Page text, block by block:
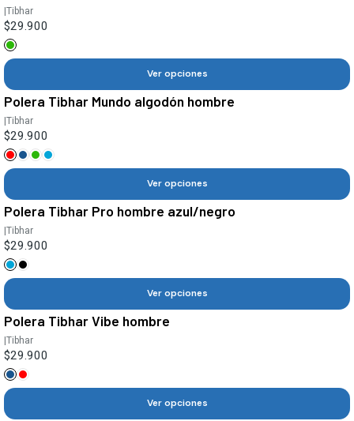
|Tibhar
$29.900
Ver opciones
Polera Tibhar Mundo algodón hombre
|Tibhar
$29.900
Ver opciones
Polera Tibhar Pro hombre azul/negro
|Tibhar
$29.900
Ver opciones
Polera Tibhar Vibe hombre
|Tibhar
$29.900
Ver opciones